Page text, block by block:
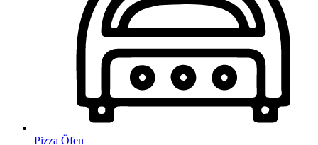
Pizza Öfen